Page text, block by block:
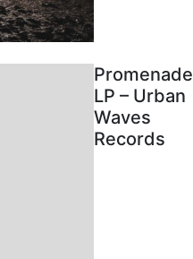
Promenade
LP – Urban
Waves
Records